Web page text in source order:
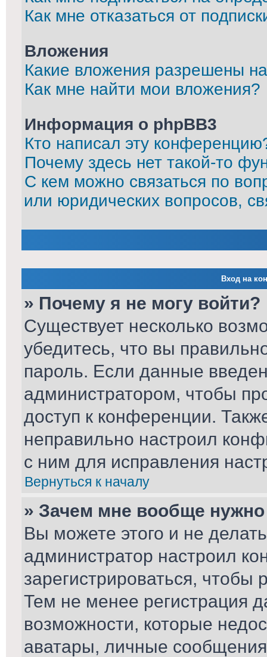
Как мне отказаться от
Вложения
Какие вложения разрешены
Как мне найти мои вложения?
Информация о phpBB3
Кто написал эту
Почему здесь нет такой-то
С кем можно связаться по
или юридических вопросов,
Вход на
» Почему я не могу войти?
Существует несколько
убедитесь, что вы
пароль. Если данные
администратором, чтобы
доступ к конференции.
неправильно настроил
с ним для исправления
Вернуться к началу
» Зачем мне вообще нужно
Вы можете этого и не
администратор настроил
зарегистрироваться,
Тем не менее регистрация
возможности, которые
аватары, личные